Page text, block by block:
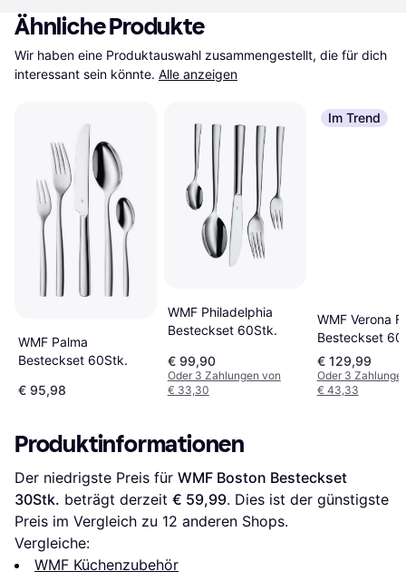
Ähnliche Produkte
Wir haben eine Produktauswahl zusammengestellt, die für dich
interessant sein könnte. Alle anzeigen
WMF Palma
Besteckset 60Stk.
€ 95,98
WMF Philadelphia
Besteckset 60Stk.
€ 99,90
Oder 3 Zahlungen von
€ 33,30
Im Trend
WMF Verona
Besteckset
€ 129,99
Oder 3
€ 43,33
Produktinformationen
Der niedrigste Preis für WMF Boston Besteckset
30Stk. beträgt derzeit € 59,99. Dies ist der günstigste
Preis im Vergleich zu 12 anderen Shops.
Vergleiche:
WMF Küchenzubehör